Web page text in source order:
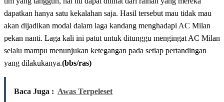
dapatkan hanya satu kekalahan saja. Hasil tersebut mau tidak mau
akan dijadikan modal dalam laga kandang menghadapi AC Milan
pekan nanti. Laga kali ini patut untuk ditunggu mengingat AC Milan
selalu mampu menunjukan ketegangan pada setiap pertandingan
yang dilakukanya.(bbs/ras)
Baca Juga : Awas Terpeleset